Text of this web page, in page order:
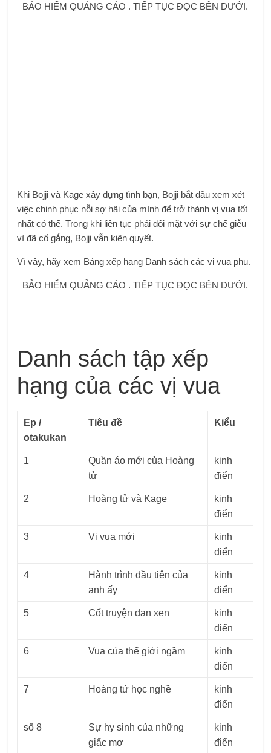
BẢO HIỂM QUẢNG CÁO . TIẾP TỤC ĐỌC BÊN DƯỚI.
Khi Bojji và Kage xây dựng tình bạn, Bojji bắt đầu xem xét
việc chinh phục nỗi sợ hãi của mình để trở thành vị vua tốt
nhất có thể. Trong khi liên tục phải đối mặt với sự chế giễu
vì đã cố gắng, Bojji vẫn kiên quyết.
Vì vậy, hãy xem Bảng xếp hạng Danh sách các vị vua phụ.
BẢO HIỂM QUẢNG CÁO . TIẾP TỤC ĐỌC BÊN DƯỚI.
Danh sách tập xếp
hạng của các vị vua
Ep /
otakukan
Tiêu đề Kiểu
1
Quần áo mới của Hoàng
tử
kinh
điển
2 Hoàng tử và Kage
kinh
điển
3 Vị vua mới
kinh
điển
4
Hành trình đầu tiên của
anh ấy
kinh
điển
5 Cốt truyện đan xen
kinh
điển
6 Vua của thế giới ngầm
kinh
điển
7 Hoàng tử học nghề
kinh
điển
số 8
Sự hy sinh của những
giấc mơ
kinh
điển